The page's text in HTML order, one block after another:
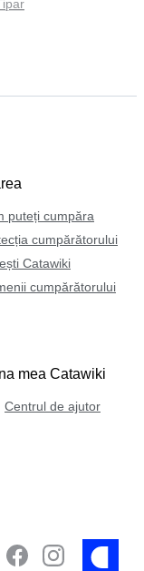
puteți cumpăra
cumpărătorului
Catawiki
cumpărătorului
mea Catawiki
Centrul de ajutor